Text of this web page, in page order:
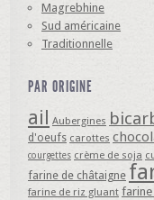
Magrebhine
Sud américaine
Traditionnelle
PAR ORIGINE
ail Aubergines
d'oeufs carottes
courgettes crème de soja
farine de châtaigne
farine de riz gluant farine